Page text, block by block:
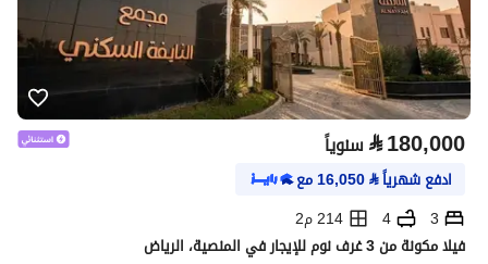
⃁180,000 سنوياً
ادفع شهرياً⃁
16,050مع
3
4
214 م2
فيلا مكونة من 3 غرف نوم للإيجار في المنصية، الرياض